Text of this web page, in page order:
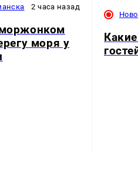
2 часа назад
моря у